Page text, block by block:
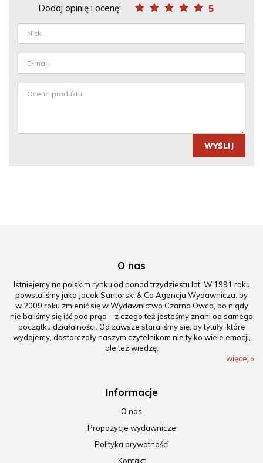
Dodaj opinię i ocenę: 5
WYŚLIJ
O nas
Istniejemy na polskim rynku od ponad trzydziestu lat. W 1991 roku
powstaliśmy jako Jacek Santorski & Co Agencja Wydawnicza, by
w 2009 roku zmienić się w Wydawnictwo Czarna Owca, bo nigdy
nie baliśmy się iść pod prąd – z czego też jesteśmy znani od samego
początku działalności. Od zawsze staraliśmy się, by tytuły, które
wydajemy, dostarczały naszym czytelnikom nie tylko wiele emocji,
ale też wiedzę.
więcej »
Informacje
O nas
Propozycje wydawnicze
Polityka prywatności
Kontakt